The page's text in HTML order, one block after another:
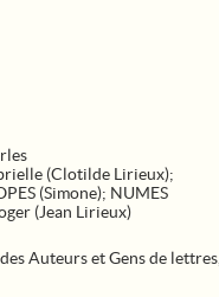
(Clotilde Lirieux);
(Simone); NUMES
(Jean Lirieux)
Auteurs et Gens de lettres,